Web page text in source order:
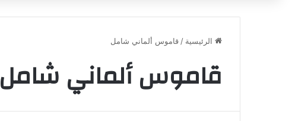
الرئيسية / قاموس ألماني شامل
قاموس ألماني شامل